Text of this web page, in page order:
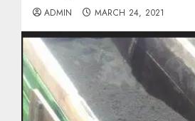
ADMIN MARCH 24, 2021